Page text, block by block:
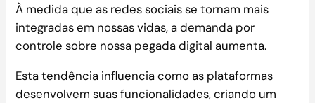
À medida que as redes sociais se tornam mais
integradas em nossas vidas, a demanda por
controle sobre nossa pegada digital aumenta.
Esta tendência influencia como as plataformas
desenvolvem suas funcionalidades, criando um